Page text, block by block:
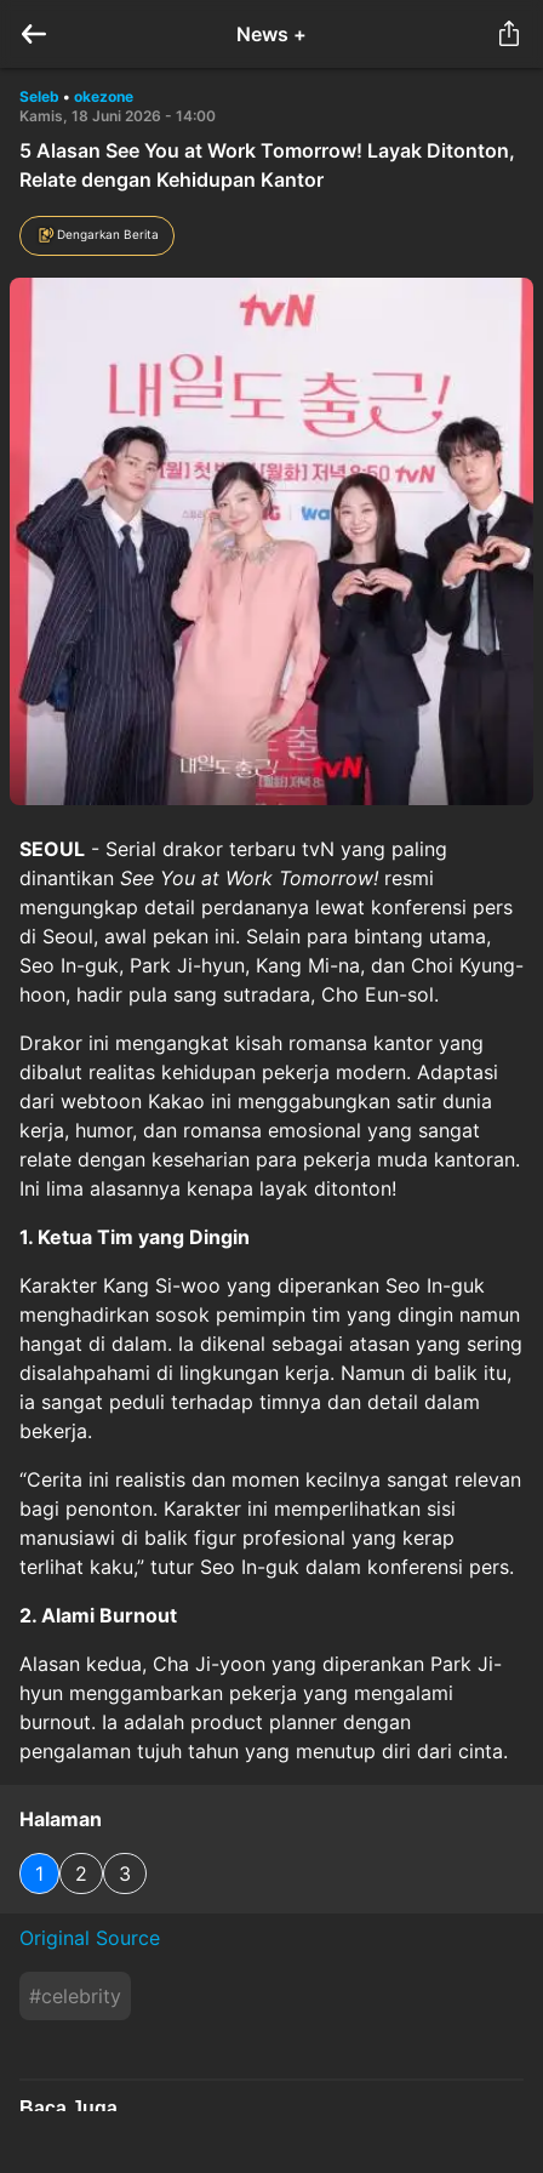
News +
Seleb • okezone
Kamis, 18 Juni 2026 - 14:00
5 Alasan See You at Work Tomorrow! Layak Ditonton,
Relate dengan Kehidupan Kantor
Dengarkan Berita
SEOUL - Serial drakor terbaru tvN yang paling
dinantikan See You at Work Tomorrow! resmi
mengungkap detail perdananya lewat konferensi pers
di Seoul, awal pekan ini. Selain para bintang utama,
Seo In-guk, Park Ji-hyun, Kang Mi-na, dan Choi Kyung-
hoon, hadir pula sang sutradara, Cho Eun-sol.
Drakor ini mengangkat kisah romansa kantor yang
dibalut realitas kehidupan pekerja modern. Adaptasi
dari webtoon Kakao ini menggabungkan satir dunia
kerja, humor, dan romansa emosional yang sangat
relate dengan keseharian para pekerja muda kantoran.
Ini lima alasannya kenapa layak ditonton!
1. Ketua Tim yang Dingin
Karakter Kang Si-woo yang diperankan Seo In-guk
menghadirkan sosok pemimpin tim yang dingin namun
hangat di dalam. Ia dikenal sebagai atasan yang sering
disalahpahami di lingkungan kerja. Namun di balik itu,
ia sangat peduli terhadap timnya dan detail dalam
bekerja.
“Cerita ini realistis dan momen kecilnya sangat relevan
bagi penonton. Karakter ini memperlihatkan sisi
manusiawi di balik figur profesional yang kerap
terlihat kaku,” tutur Seo In-guk dalam konferensi pers.
2. Alami Burnout
Alasan kedua, Cha Ji-yoon yang diperankan Park Ji-
hyun menggambarkan pekerja yang mengalami
burnout. Ia adalah product planner dengan
pengalaman tujuh tahun yang menutup diri dari cinta.
Halaman
1 2 3
Original Source
#celebrity
Baca Juga